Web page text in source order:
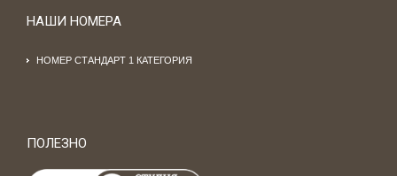
НАШИ НОМЕРА
НОМЕР СТАНДАРТ 1 КАТЕГОРИЯ
ПОЛЕЗНО